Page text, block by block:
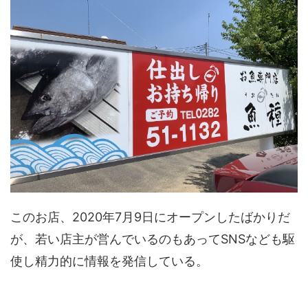
このお店、2020年7月9日にオープンしたばかりだ
が、若い店主が営んでいるのもあってSNSなども駆
使し精力的に情報を発信している。